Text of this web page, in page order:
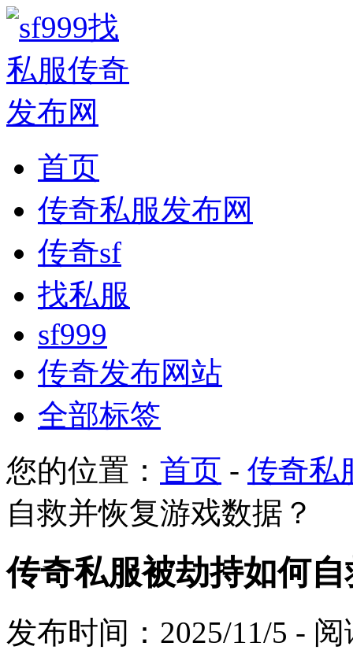
首页
传奇私服发布网
传奇sf
找私服
sf999
传奇发布网站
全部标签
您的位置： 首页 - 传奇私
自救并恢复游戏数据？
传奇私服被劫持如何
发布时间：2025/11/5 -